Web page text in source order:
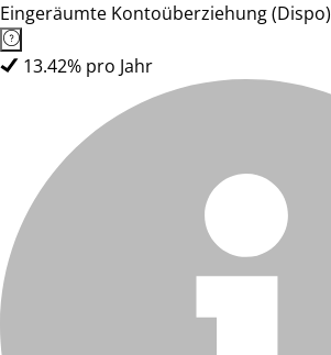
Eingeräumte Kontoüberziehung (Dispo)
13.42% pro Jahr